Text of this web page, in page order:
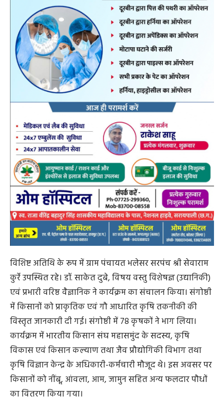
विशिष्ट अतिथि के रूप में ग्राम पंचायत भलेसर सरपंच श्री सेवाराम
कुर्रे उपस्थित रहे। डॉ. साकेत दुबे, विषय वस्तु विशेषज्ञ (उद्यानिकी)
एवं प्रभारी वरिष्ठ वैज्ञानिक ने कार्यक्रम का संचालन किया। संगोष्ठी
में किसानों को प्राकृतिक एवं गौ आधारित कृषि तकनीकी की
विस्तृत जानकारी दी गई। संगोष्ठी में 78 कृषकों ने भाग लिया।
कार्यक्रम में भारतीय किसान संघ महासमुंद के सदस्य, कृषि
विकास एवं किसान कल्याण तथा जैव प्रौद्योगिकी विभाग तथा
कृषि विज्ञान केन्द्र के अधिकारी-कर्मचारी मौजूद थे। इस अवसर पर
किसानों को नींबू, आंवला, आम, जामुन सहित अन्य फलदार पौधों
का वितरण किया गया।